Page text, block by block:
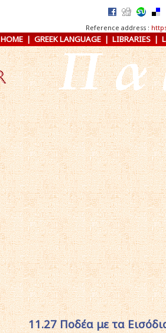
Reference address :
HOME|GREEK LANGUAGE|LIBRARIES|
11.27 Ποδέα με τα